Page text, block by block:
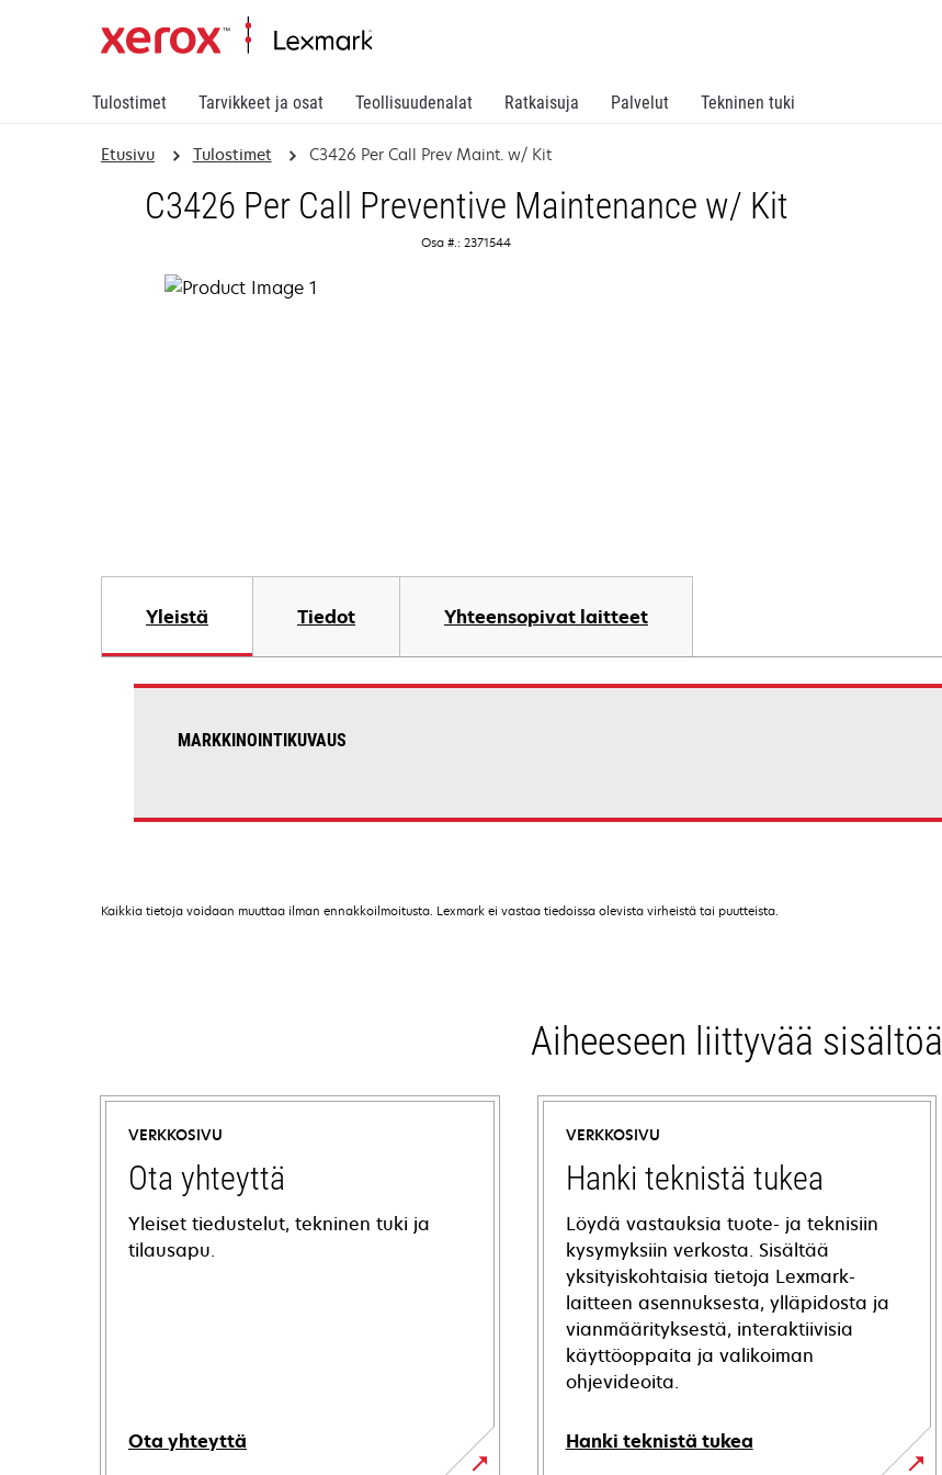
Tulostimet Tarvikkeet ja osat Teollisuudenalat Ratkaisuja Palvelut Tekninen tuki
Etusivu Tulostimet C3426 Per Call Prev Maint. w/ Kit
C3426 Per Call Preventive Maintenance w/ Kit
Osa #.: 2371544
Yleistä Tiedot Yhteensopivat laitteet
MARKKINOINTIKUVAUS
Kaikkia tietoja voidaan muuttaa ilman ennakkoilmoitusta. Lexmark ei vastaa tiedoissa olevista virheistä tai puutteista.
Aiheeseen liittyvää sisältöä
VERKKOSIVU
Ota yhteyttä
Yleiset tiedustelut, tekninen tuki ja
tilausapu.
Ota yhteyttä
VERKKOSIVU
Hanki teknistä tukea
Löydä vastauksia tuote- ja teknisiin
kysymyksiin verkosta. Sisältää
yksityiskohtaisia tietoja Lexmark-
laitteen asennuksesta, ylläpidosta ja
vianmäärityksestä, interaktiivisia
käyttöoppaita ja valikoiman
ohjevideoita.
Hanki teknistä tukea